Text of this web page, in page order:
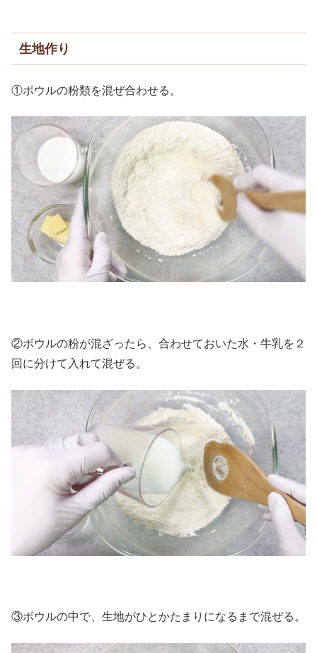
生地作り
①ボウルの粉類を混ぜ合わせる。
②ボウルの粉が混ざったら、合わせておいた水・牛乳を２
回に分けて入れて混ぜる。
③ボウルの中で、生地がひとかたまりになるまで混ぜる。